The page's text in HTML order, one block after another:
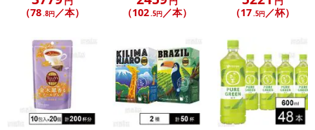
（78.8円／本） （102.5円 ／本） （17.5円 ／杯）